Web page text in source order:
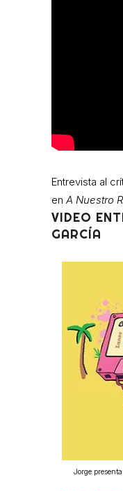
Entrevista al
en A Nuestro
VIDEO
GARCÍA
Jorge